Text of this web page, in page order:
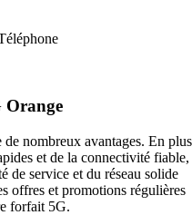
Orange
nombreux avantages. En plus
et de la connectivité fiable,
de service et du réseau solide
offres et promotions régulières
forfait 5G.